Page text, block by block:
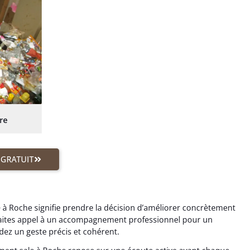
Roche signifie prendre la décision d’améliorer concrètement
appel à un accompagnement professionnel pour un
un geste précis et cohérent.